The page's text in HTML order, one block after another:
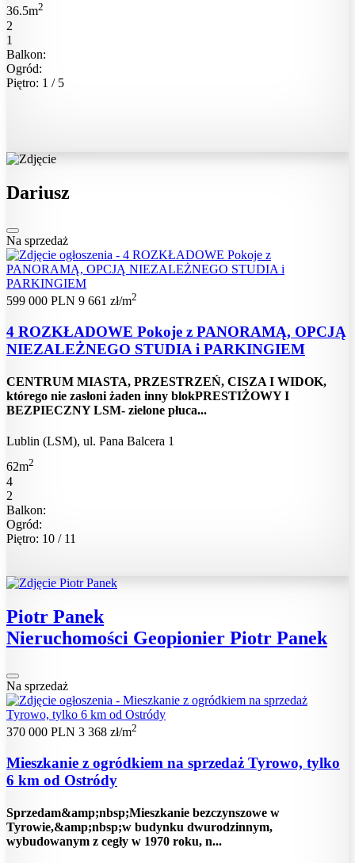
36.5m2
2
1
Balkon:
Ogród:
Piętro: 1 / 5
Dariusz
Na sprzedaż
599 000 PLN 9 661 zł/m2
4 ROZKŁADOWE Pokoje z PANORAMĄ, OPCJĄ
NIEZALEŻNEGO STUDIA i PARKINGIEM
CENTRUM MIASTA, PRZESTRZEŃ, CISZA I WIDOK,
którego nie zasłoni żaden inny blokPRESTIŻOWY I
BEZPIECZNY LSM- zielone płuca...
Lublin (LSM), ul. Pana Balcera 1
62m2
4
2
Balkon:
Ogród:
Piętro: 10 / 11
Piotr Panek
Nieruchomości Geopionier Piotr Panek
Na sprzedaż
370 000 PLN 3 368 zł/m2
Mieszkanie z ogródkiem na sprzedaż Tyrowo, tylko
6 km od Ostródy
Sprzedam&amp;nbsp;Mieszkanie bezczynszowe w
Tyrowie,&amp;nbsp;w budynku dwurodzinnym,
wybudowanym z cegły w 1970 roku, n...